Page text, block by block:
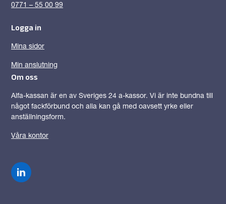
0771 – 55 00 99
Logga in
Mina sidor
Min anslutning
Om oss
Alfa-kassan är en av Sveriges 24 a-kassor. Vi är inte bundna till
något fackförbund och alla kan gå med oavsett yrke eller
anställningsform.
Våra kontor